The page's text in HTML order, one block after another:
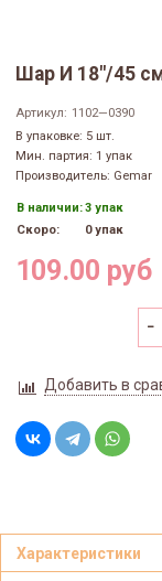
Шар И 18"/45
Артикул: 1102—0390
В упаковке: 5 шт.
Мин. партия: 1 упак
Производитель: Gemar
В наличии:3 упак
Скоро:
0 упак
109.00 руб
Добавить в
Характеристики